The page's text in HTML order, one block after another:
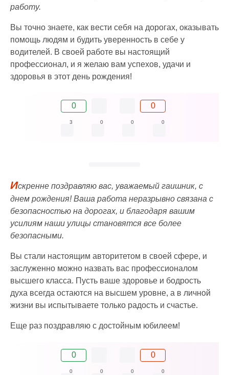
работу.
Вы точно знаете, как вести себя на дорогах, оказывать
помощь людям и будить уверенность в себе у
водителей. В своей работе вы настоящий
профессионал, и я желаю вам успехов, удачи и
здоровья в этот день рождения!
0 0
3 0 0 0
Искренне поздравляю вас, уважаемый гаишник, с
днем рождения! Ваша работа неразрывно связана с
безопасностью на дорогах, и благодаря вашим
усилиям наши улицы становятся все более
безопасными.
Вы стали настоящим авторитетом в своей сфере, и
заслуженно можно назвать вас профессионалом
высшего класса. Пусть ваше здоровье и бодрость
духа всегда остаются на высшем уровне, а в личной
жизни вы испытываете только радость и счастье.
Еще раз поздравляю с достойным юбилеем!
0 0
0 0 0 0